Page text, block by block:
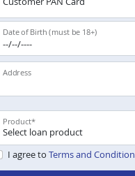
Date of Birth (must be 18+)
Address
Product*
I agree to Terms and